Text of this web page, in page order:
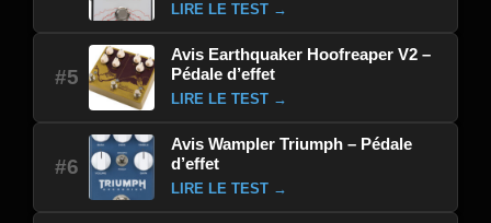
LIRE LE TEST →
#5
Avis Earthquaker Hoofreaper V2 –
Pédale d’effet
LIRE LE TEST →
#6
Avis Wampler Triumph – Pédale
d’effet
LIRE LE TEST →